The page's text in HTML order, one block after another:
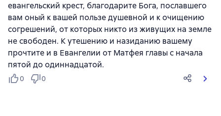
евангельский крест, благодарите Бога, пославшего
вам оный к вашей пользе душевной и к очищению
согрешений, от которых никто из живущих на земле
не свободен. К утешению и назиданию вашему
прочтите и в Евангелии от Матфея главы с начала
пятой до одиннадцатой.
0 0